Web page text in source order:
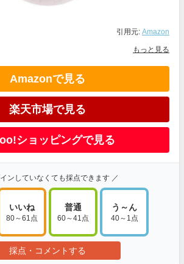
引用元: Amazon
もっと見る
Amazonで見る
楽天市場で見る
ショッピングで見る
ンしていなくても採点できます ／
いいね
80～61点
普通
60～41点
う～ん
40～1点
採点・コメントする